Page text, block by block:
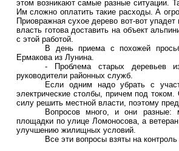
этом возникают самые разные ситуации.
Им сложно оплатить такие расходы. А
Приовражная сухое дерево вот-вот
власть готова доставить на объект
с этой работой.
В день приема с похожей
Ермакова из Лунина.
- Проблема старых деревьев
руководители районных служб.
Если одним надо убрать с
электрические столбы, причем под
силу решить местной власти, поэтому
Вопросов много, и они разные:
площадки по улице Ломоносова, а
улучшению жилищных условий.
Все эти вопросы взяты на